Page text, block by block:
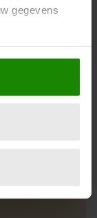
gegevens
kan zijn
(fingerprinting)